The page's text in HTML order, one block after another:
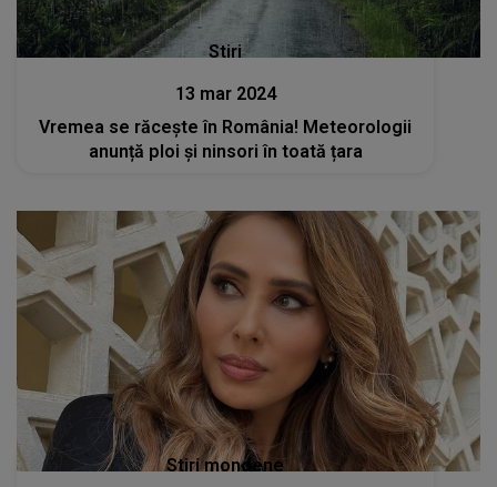
Stiri
13 mar 2024
Vremea se răcește în România! Meteorologii
anunță ploi și ninsori în toată țara
Stiri mondene